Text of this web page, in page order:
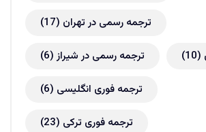
ترجمه رسمی در تهران (17)
ترجمه رسمی در شیراز(6) (10)
ترجمه فوری انگلیسی (6)
ترجمه فوری ترکی (23)